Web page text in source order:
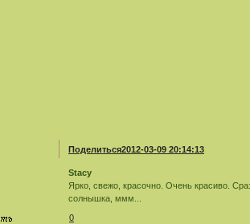
Поделиться2012-03-09 20:14:13
Stacy
Ярко, свежо, красочно. Очень красиво.
солнышка, ммм...
0